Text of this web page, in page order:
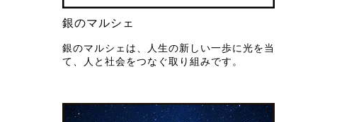
銀のマルシェ
銀のマルシェは、人生の新しい一歩に光を当
て、人と社会をつなぐ取り組みです。